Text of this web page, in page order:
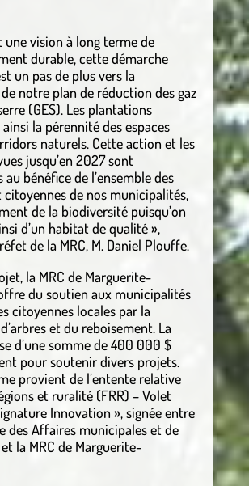
une vision à long terme de
durable, cette démarche
un pas de plus vers la
notre plan de réduction des gaz
(GES). Les plantations
la pérennité des espaces
naturels. Cette action et les
jusqu’en 2027 sont
bénéfice de l’ensemble des
de nos municipalités,
de la biodiversité puisqu’on
d’un habitat de qualité »,
de la MRC, M. Daniel Plouffe.
la MRC de Marguerite-
du soutien aux municipalités
citoyennes locales par la
et du reboisement. La
d’une somme de 400 000 $
pour soutenir divers projets.
provient de l’entente relative
et ruralité (FRR) – Volet
Innovation », signée entre
des Affaires municipales et de
la MRC de Marguerite-